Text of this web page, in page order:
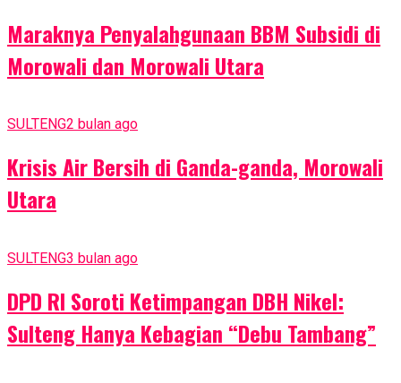
Maraknya Penyalahgunaan BBM Subsidi di
Morowali dan Morowali Utara
SULTENG2 bulan ago
Krisis Air Bersih di Ganda-ganda, Morowali
Utara
SULTENG3 bulan ago
DPD RI Soroti Ketimpangan DBH Nikel:
Sulteng Hanya Kebagian “Debu Tambang”